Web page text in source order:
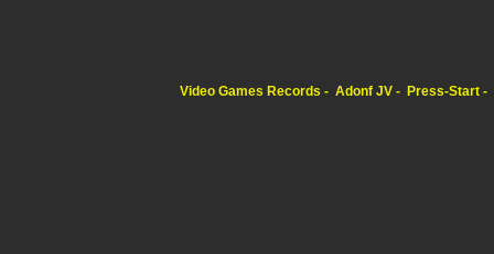
Video Games Records Adonf JV Press-Start